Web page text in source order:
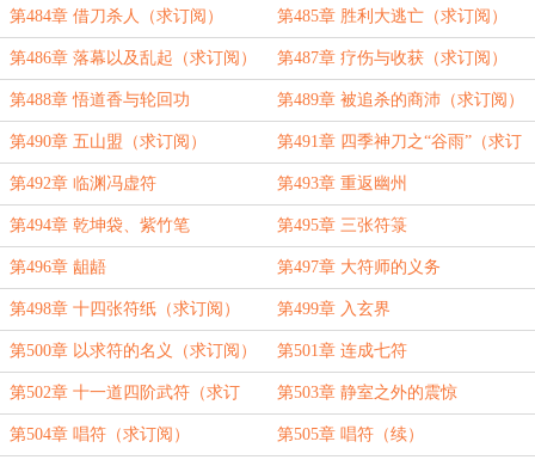
第484章 借刀杀人（求订阅） 第485章 胜利大逃亡（求订阅）
第486章 落幕以及乱起（求订阅） 第487章 疗伤与收获（求订阅）
第488章 悟道香与轮回功 第489章 被追杀的商沛（求订阅）
第490章 五山盟（求订阅） 第491章 四季神刀之“谷雨”（求订
阅）
第492章 临渊冯虚符 第493章 重返幽州
第494章 乾坤袋、紫竹笔 第495章 三张符箓
第496章 龃龉 第497章 大符师的义务
第498章 十四张符纸（求订阅） 第499章 入玄界
第500章 以求符的名义（求订阅） 第501章 连成七符
第502章 十一道四阶武符（求订
阅）
第503章 静室之外的震惊
第504章 唱符（求订阅） 第505章 唱符（续）